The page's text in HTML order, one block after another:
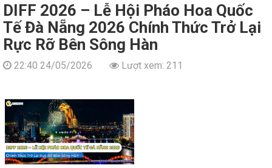
DIFF 2026 – Lễ Hội Pháo Hoa Quốc
Tế Đà Nẵng 2026 Chính Thức Trở Lại
Rực Rỡ Bên Sông Hàn
22:40 24/05/2026 Lượt xem: 211